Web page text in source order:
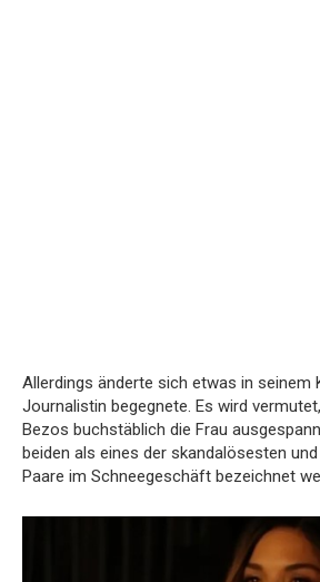
Allerdings änderte sich etwas in seinem
Journalistin begegnete. Es wird
Bezos buchstäblich die Frau
beiden als eines der skandalösesten
Paare im Schneegeschäft bezeichnet